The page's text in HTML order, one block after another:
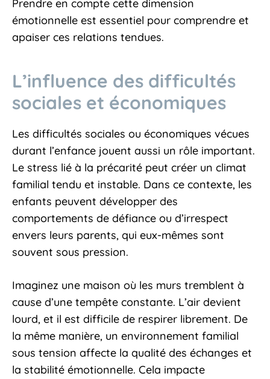
Prendre en compte cette dimension
émotionnelle est essentiel pour comprendre et
apaiser ces relations tendues.
L’influence des difficultés
sociales et économiques
Les difficultés sociales ou économiques vécues
durant l’enfance jouent aussi un rôle important.
Le stress lié à la précarité peut créer un climat
familial tendu et instable. Dans ce contexte, les
enfants peuvent développer des
comportements de défiance ou d’irrespect
envers leurs parents, qui eux-mêmes sont
souvent sous pression.
Imaginez une maison où les murs tremblent à
cause d’une tempête constante. L’air devient
lourd, et il est difficile de respirer librement. De
la même manière, un environnement familial
sous tension affecte la qualité des échanges et
la stabilité émotionnelle. Cela impacte